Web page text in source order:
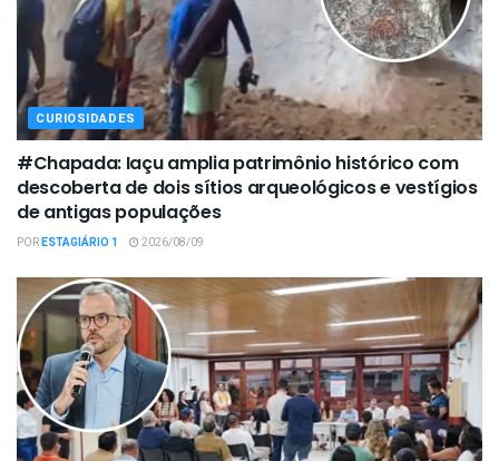
CURIOSIDADES
#Chapada: Iaçu amplia patrimônio histórico com
descoberta de dois sítios arqueológicos e vestígios
de antigas populações
PORESTAGIÁRIO 1 2026/08/09